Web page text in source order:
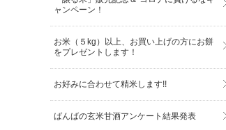
ャンペーン！
お米（５kg）以上、お買い上げの方にお餅
をプレゼントします！
お好みに合わせて精米します!!
ばんばの玄米甘酒アンケート結果発表